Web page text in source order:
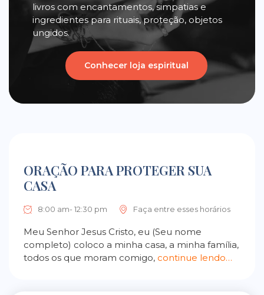
livros com encantamentos, simpatias e
ingredientes para rituais, proteção, objetos
ungidos.
Conhecer loja espiritual
ORAÇÃO PARA PROTEGER SUA
CASA
8:00 am- 12:30 pm Faça entre esses horários
Meu Senhor Jesus Cristo, eu (Seu nome
completo) coloco a minha casa, a minha família,
todos os que moram comigo, continue lendo…